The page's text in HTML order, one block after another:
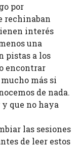
por
rechinaban
interés
una
pistas a los
encontrar
más si
de nada.
que no haya
las sesiones
de leer estos